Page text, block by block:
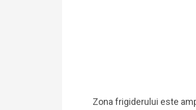
Zona frigiderului este